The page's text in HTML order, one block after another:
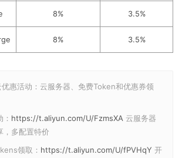
8% 3.5%
8% 3.5%
惠活动：云服务器、免费Token和优惠券领
https://t.aliyun.com/U/FzmsXA 云服务器
，多配置特价
领取： https://t.aliyun.com/U/fPVHqY 开